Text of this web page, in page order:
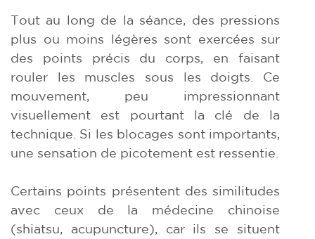
Tout au long de la séance, des pressions
plus ou moins légères sont exercées sur
des points précis du corps, en faisant
rouler les muscles sous les doigts. Ce
mouvement, peu impressionnant
visuellement est pourtant la clé de la
technique. Si les blocages sont importants,
une sensation de picotement est ressentie.
Certains points présentent des similitudes
avec ceux de la médecine chinoise
(shiatsu, acupuncture), car ils se situent